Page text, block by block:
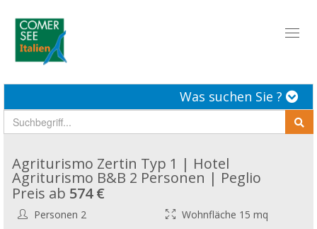
Was suchen Sie ?
Agriturismo Zertin Typ 1 | Hotel
Agriturismo B&B 2 Personen | Peglio
Preis ab 574 €
Personen 2 Wohnfläche 15 mq